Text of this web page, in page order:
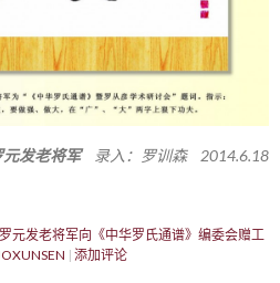
元发老将军录入：罗训森 2014.6.18
元发老将军向《中华罗氏通谱》编委会赠工
添加评论